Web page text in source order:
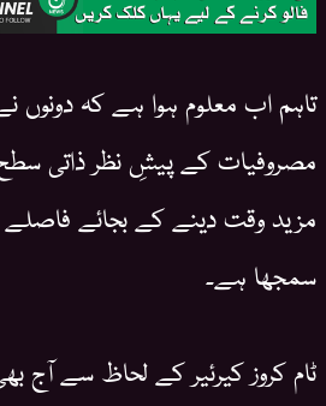
تاہم اب معلوم ہوا ہے کہ دونوں
مصروفیات کے پیشِ نظر ذاتی
مزید وقت دینے کے بجائے فاصلے
سمجھا ہے۔
ٹام کروز کیرئیر کے لحاظ سے آج